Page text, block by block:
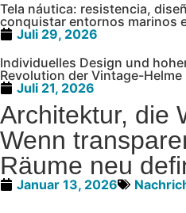
Tela náutica: resistencia,
conquistar entornos marinos
Juli 29, 2026
Individuelles Design und
Revolution der Vintage-Helme
Juli 21, 2026
Architektur, die
Wenn
Räume neu
Januar 13, 2026